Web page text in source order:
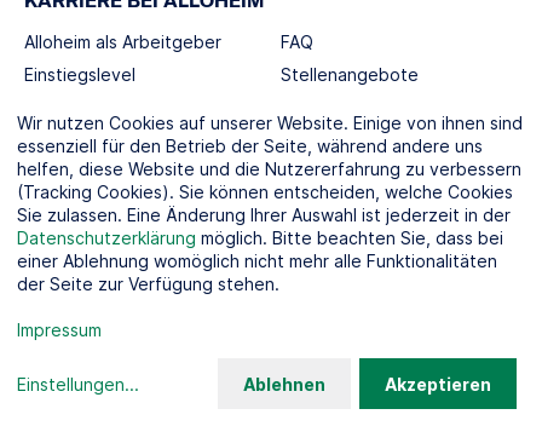
Alloheim als Arbeitgeber
Einstiegslevel
FAQ
Stellenangebote
SOCIAL MEDIA
KOOPERATIONSPARTNER
Wir nutzen Cookies auf unserer Website. Einige von ihnen sind
essenziell für den Betrieb der Seite, während andere uns
helfen, diese Website und die Nutzererfahrung zu verbessern
(Tracking Cookies). Sie können entscheiden, welche Cookies
Sie zulassen. Eine Änderung Ihrer Auswahl ist jederzeit in der
Datenschutzerklärung möglich. Bitte beachten Sie, dass bei
einer Ablehnung womöglich nicht mehr alle Funktionalitäten
der Seite zur Verfügung stehen.
Impressum
Einstellungen... Ablehnen Akzeptieren